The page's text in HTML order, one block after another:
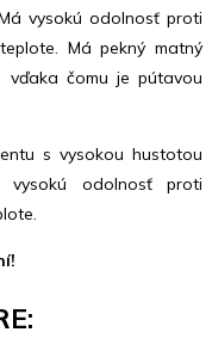
vysokú odolnosť proti
Má pekný matný
vďaka čomu je pútavou
s vysokou hustotou
vysokú odolnosť proti